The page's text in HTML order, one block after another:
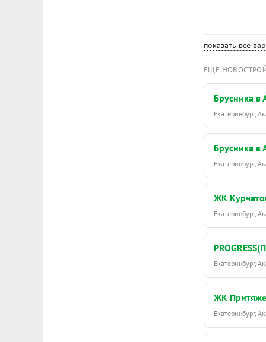
показать все
ЕЩЁ
Брусника в
Екатеринбург,
Брусника в
Екатеринбург,
ЖК
Екатеринбург,
Екатеринбург,
ЖК
Екатеринбург,